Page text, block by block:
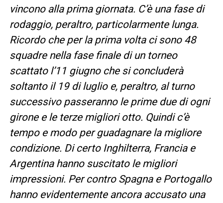
vincono alla prima giornata. C’è una fase di
rodaggio, peraltro, particolarmente lunga.
Ricordo che per la prima volta ci sono 48
squadre nella fase finale di un torneo
scattato l’11 giugno che si concluderà
soltanto il 19 di luglio e, peraltro, al turno
successivo passeranno le prime due di ogni
girone e le terze migliori otto. Quindi c’è
tempo e modo per guadagnare la migliore
condizione. Di certo Inghilterra, Francia e
Argentina hanno suscitato le migliori
impressioni. Per contro Spagna e Portogallo
hanno evidentemente ancora accusato una